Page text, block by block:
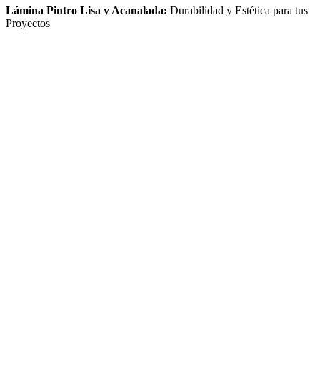
Lámina Pintro Lisa y Acanalada: Durabilidad y Estética para tus
Proyectos